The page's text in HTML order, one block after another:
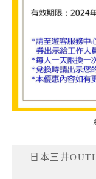
日本三井